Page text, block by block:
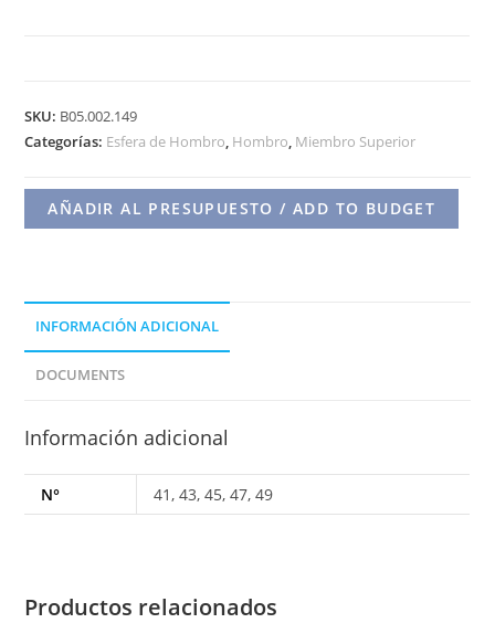
HOMBRO
INTERC.
EXCENTRICA
TITANIO
cantidad
SKU: B05.002.149
Categorías: Esfera de Hombro, Hombro, Miembro Superior
AÑADIR AL PRESUPUESTO / ADD TO BUDGET
INFORMACIÓN ADICIONAL
DOCUMENTS
Información adicional
N° 41, 43, 45, 47, 49
Productos relacionados